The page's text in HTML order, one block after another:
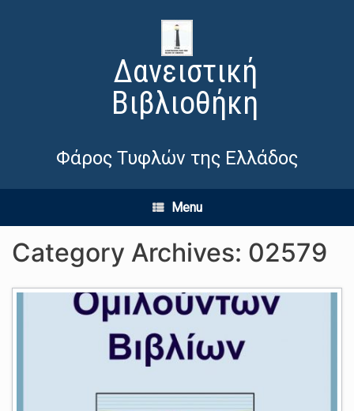
Δανειστική
Βιβλιοθήκη
Φάρος Τυφλών της Ελλάδος
Menu
Category Archives: 02579